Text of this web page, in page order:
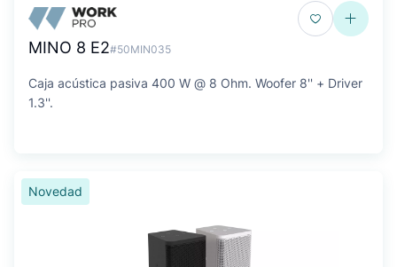
MINO 8 E2#50MIN035
Caja acústica pasiva 400 W @ 8 Ohm. Woofer 8'' + Driver
1.3''.
Novedad